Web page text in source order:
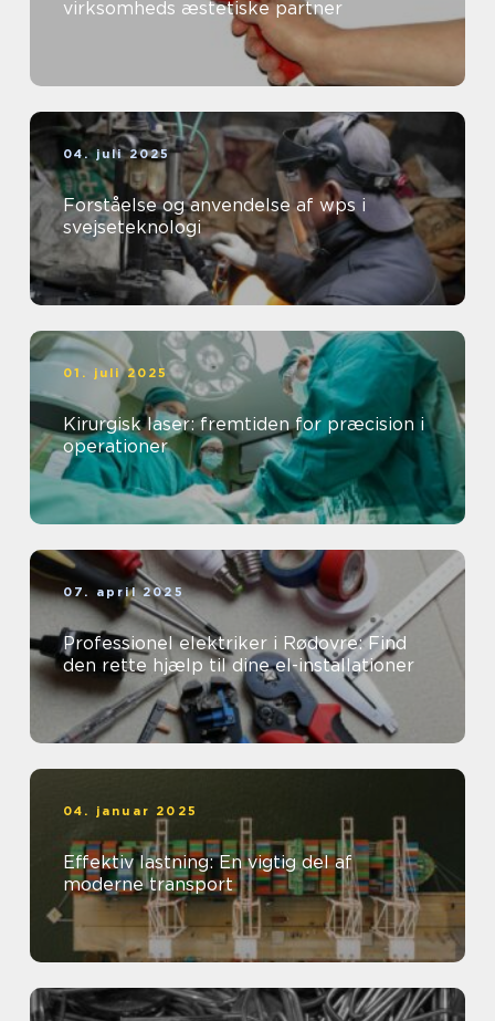
virksomheds æstetiske partner
04. juli 2025
Forståelse og anvendelse af wps i
svejseteknologi
01. juli 2025
Kirurgisk laser: fremtiden for præcision i
operationer
07. april 2025
Professionel elektriker i Rødovre: Find
den rette hjælp til dine el-installationer
04. januar 2025
Effektiv lastning: En vigtig del af
moderne transport